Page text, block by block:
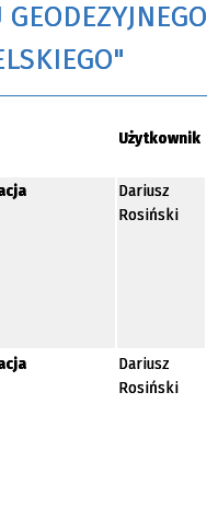
Użytkownik
Dariusz
Rosiński
Dariusz
Rosiński